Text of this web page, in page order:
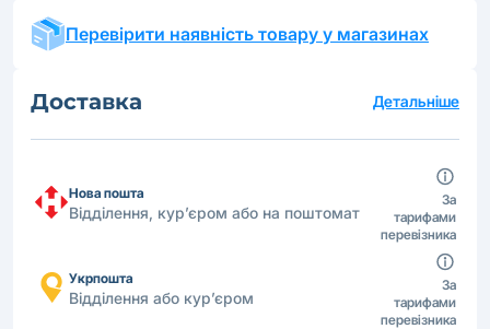
Перевірити наявність товару у магазинах
Доставка Детальніше
Нова пошта
Відділення, кур’єром або на поштомат
За
тарифами
перевізника
Укрпошта
Відділення або кур’єром
За
тарифами
перевізника